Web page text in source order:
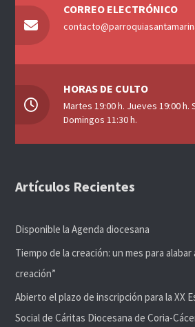
CORREO ELECTRÓNICO
HORAS DE CULTO
Martes 19:00 h. Jueves 19:00 h.
Domingos 11:30 h.
Artículos Recientes
Disponible la Agenda diocesana
Tiempo de la creación: un mes para alabar
creación”
Abierto el plazo de inscripción para la XX
Social de Cáritas Diocesana de Coria-